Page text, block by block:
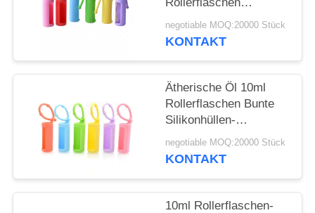
SITEMAP
POLICY
Tragbare, am Kabel
befestigte,
Schützende
Silikonhülle für Flasche
negotiable MOQ:20000 Stück
KONTAKT
Ätherische Öl 10ml
Rollerflaschen Bunte
Silikonhüllen-
Schutzhülle
Nachfüllbare
negotiable MOQ:20000 Stück
KONTAKT
10ml Rollerflaschen-